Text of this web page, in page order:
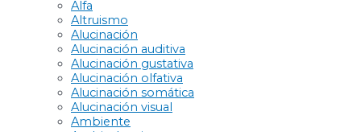
Alfa
Altruismo
Alucinación
Alucinación auditiva
Alucinación gustativa
Alucinación olfativa
Alucinación somática
Alucinación visual
Ambiente